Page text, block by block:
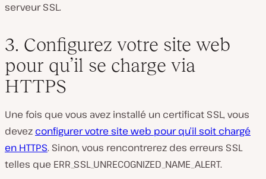
serveur SSL.
3. Configurez votre site web
pour qu’il se charge via
HTTPS
Une fois que vous avez installé un certificat SSL, vous
devez configurer votre site web pour qu’il soit chargé
en HTTPS. Sinon, vous rencontrerez des erreurs SSL
telles que ERR_SSL_UNRECOGNIZED_NAME_ALERT.